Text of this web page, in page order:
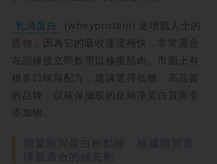
乳清蛋白
(wheyprotein) 是增肌人士的
恩物，因為它的吸收速度極快，非常適合
在訓練後立即飲用以修復肌肉。市面上有
很多口味與配方，建議選擇低糖、高品質
的品牌，以確保攝取的是純淨蛋白質而非
添加物。